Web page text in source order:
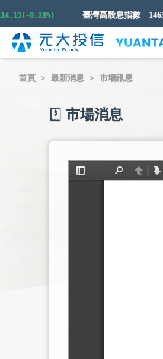
0.28%) 臺灣高股息指數 14655.27
首頁 最新消息 市場訊息
市場消息